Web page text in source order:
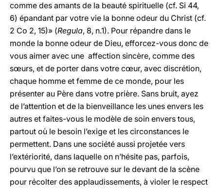
comme des amants de la beauté spirituelle (cf. Si 44,
6) épandant par votre vie la bonne odeur du Christ (cf.
2 Co 2, 15)» (Regula, 8, n.1). Pour répandre dans le
monde la bonne odeur de Dieu, efforcez-vous donc de
vous aimer avec une affection sincère, comme des
sœurs, et de porter dans votre cœur, avec discrétion,
chaque homme et femme de ce monde, pour les
présenter au Père dans votre prière. Sans bruit, ayez
de l’attention et de la bienveillance les unes envers les
autres et faites-vous le modèle de soin envers tous,
partout où le besoin l’exige et les circonstances le
permettent. Dans une société aussi projetée vers
l’extériorité, dans laquelle on n’hésite pas, parfois,
pourvu que l’on se retrouve sur le devant de la scène
pour récolter des applaudissements, à violer le respect